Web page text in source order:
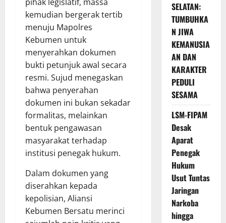
kemudian bergerak tertib
menuju Mapolres
Kebumen untuk
menyerahkan dokumen
bukti petunjuk awal secara
resmi. Sujud menegaskan
bahwa penyerahan
dokumen ini bukan sekadar
formalitas, melainkan
bentuk pengawasan
masyarakat terhadap
institusi penegak hukum.
Dalam dokumen yang
diserahkan kepada
kepolisian, Aliansi
Kebumen Bersatu merinci
SELATAN:
TUMBUHKA
N JIWA
KEMANUSIA
AN DAN
KARAKTER
PEDULI
SESAMA
LSM-FIPAM
Desak
Aparat
Penegak
Hukum
Usut Tuntas
Jaringan
Narkoba
hingga